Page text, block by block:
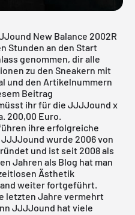
New Balance 2002R
Stunden an den Start
genommen, dir alle
zu den Sneakern mit
und den Artikelnummern
Beitrag
ihr für die JJJJound x
200,00 Euro.
ihre erfolgreiche
wurde 2006 von
und ist seit 2008 als
Jahren als Blog hat man
Ästhetik
weiter fortgeführt.
letzten Jahre vermehrt
JJJJound hat viele